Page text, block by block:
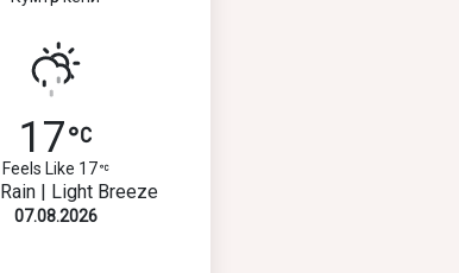
17
Feels Like 17
| Light Breeze
07.08.2026